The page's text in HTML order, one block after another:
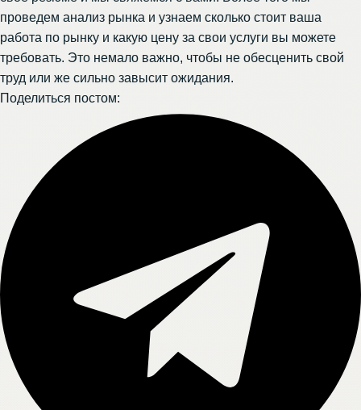
проведем анализ рынка и узнаем сколько стоит ваша
работа по рынку и какую цену за свои услуги вы можете
требовать. Это немало важно, чтобы не обесценить свой
труд или же сильно завысит ожидания.
Поделиться постом: